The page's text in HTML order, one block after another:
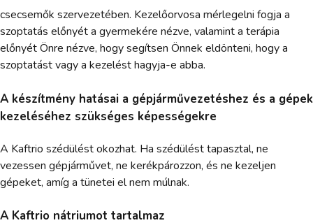
csecsemők szervezetében. Kezelőorvosa mérlegelni fogja a
szoptatás előnyét a gyermekére nézve, valamint a terápia
előnyét Önre nézve, hogy segítsen Önnek eldönteni, hogy a
szoptatást vagy a kezelést hagyja-e abba.
A készítmény hatásai a gépjárművezetéshez és a gépek
kezeléséhez szükséges képességekre
A Kaftrio szédülést okozhat. Ha szédülést tapasztal, ne
vezessen gépjárművet, ne kerékpározzon, és ne kezeljen
gépeket, amíg a tünetei el nem múlnak.
A Kaftrio nátriumot tartalmaz